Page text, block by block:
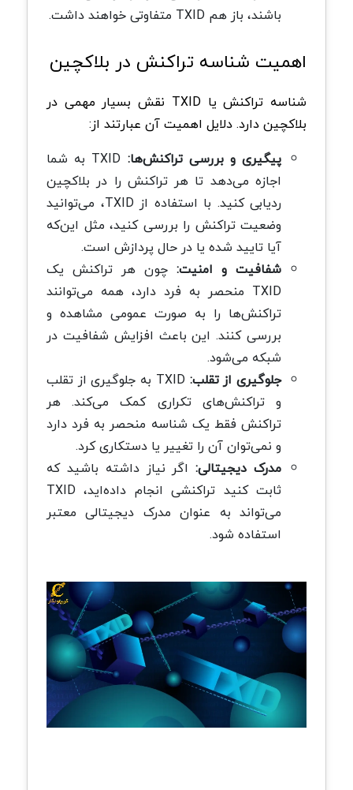
باشند، باز هم TXID متفاوتی خواهند داشت.
اهمیت شناسه تراکنش در بلاکچین
شناسه تراکنش یا TXID نقش بسیار مهمی در
بلاکچین دارد. دلایل اهمیت آن عبارتند از:
پیگیری و بررسی تراکنش‌ها:
TXID به شما
اجازه می‌دهد تا هر تراکنش را در بلاکچین
ردیابی کنید. با استفاده از TXID، می‌توانید
وضعیت تراکنش را بررسی کنید، مثل این‌که
آیا تایید شده یا در حال پردازش است.
شفافیت و امنیت: چون هر تراکنش یک
TXID منحصر به‌ فرد دارد، همه می‌توانند
تراکنش‌ها را به صورت عمومی مشاهده و
بررسی کنند. این باعث افزایش شفافیت در
شبکه می‌شود.
جلوگیری از تقلب:
TXID به جلوگیری از تقلب
و تراکنش‌های تکراری کمک می‌کند. هر
تراکنش فقط یک شناسه منحصر به‌ فرد دارد
و نمی‌توان آن را تغییر یا دستکاری کرد.
مدرک دیجیتالی:اگر نیاز داشته باشید که
ثابت کنید تراکنشی انجام داده‌اید، TXID
می‌تواند به عنوان مدرک دیجیتالی معتبر
استفاده شود.